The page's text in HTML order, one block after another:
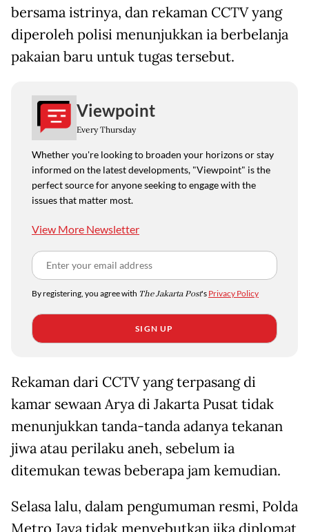
bersama istrinya, dan rekaman CCTV yang
diperoleh polisi menunjukkan ia berbelanja
pakaian baru untuk tugas tersebut.
Viewpoint
Every Thursday
Whether you're looking to broaden your horizons or stay
informed on the latest developments, "Viewpoint" is the
perfect source for anyone seeking to engage with the
issues that matter most.
View More Newsletter
By registering, you agree with The Jakarta Post's Privacy Policy
SIGN UP
Rekaman dari CCTV yang terpasang di
kamar sewaan Arya di Jakarta Pusat tidak
menunjukkan tanda-tanda adanya tekanan
jiwa atau perilaku aneh, sebelum ia
ditemukan tewas beberapa jam kemudian.
Selasa lalu, dalam pengumuman resmi, Polda